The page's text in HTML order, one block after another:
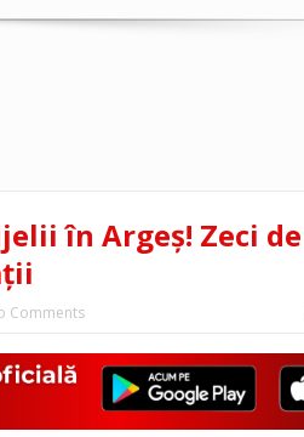
în Argeș! Zeci
Comments